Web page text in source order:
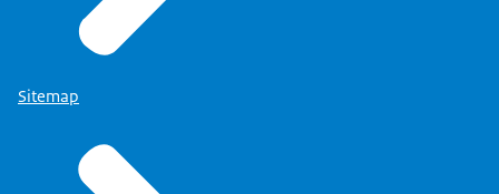
Sitemap